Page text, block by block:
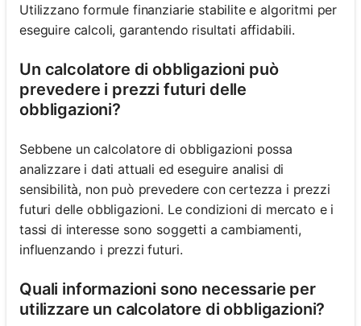
Utilizzano formule finanziarie stabilite e algoritmi per
eseguire calcoli, garantendo risultati affidabili.
Un calcolatore di obbligazioni può
prevedere i prezzi futuri delle
obbligazioni?
Sebbene un calcolatore di obbligazioni possa
analizzare i dati attuali ed eseguire analisi di
sensibilità, non può prevedere con certezza i prezzi
futuri delle obbligazioni. Le condizioni di mercato e i
tassi di interesse sono soggetti a cambiamenti,
influenzando i prezzi futuri.
Quali informazioni sono necessarie per
utilizzare un calcolatore di obbligazioni?